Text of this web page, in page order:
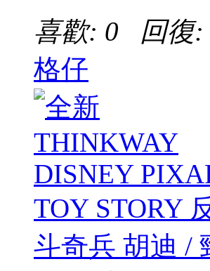
喜歡: 0 回復:
格仔